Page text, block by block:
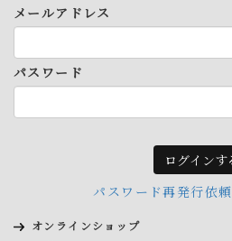
メールアドレス
パスワード
パスワード再発行依頼
オンラインショップ